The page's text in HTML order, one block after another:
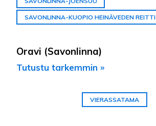
SAVONLINNA-KUOPIO HEINÄVEDEN REITTI
Oravi (Savonlinna)
Tutustu tarkemmin »
VIERASSATAMA